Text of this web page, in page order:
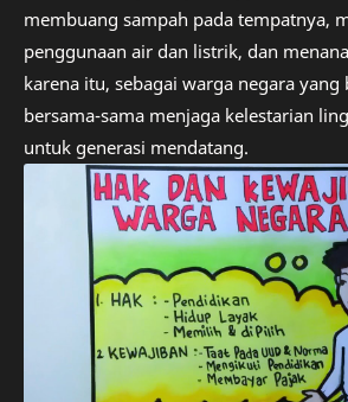
membuang sampah pada tempatnya,
penggunaan air dan listrik, dan
karena itu, sebagai warga negara
bersama-sama menjaga kelestarian
untuk generasi mendatang.